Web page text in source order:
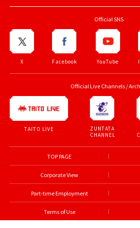
Official SNS
X Facebook YouTube
Official Live Channels /
TAITO LIVE
ZUNTATA
CHANNEL
TOP PAGE
Corporate View
Part-time Employment
Terms of Use